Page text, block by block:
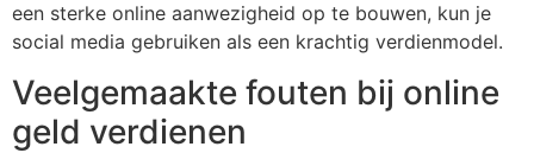
een sterke online aanwezigheid op te bouwen, kun je
social media gebruiken als een krachtig verdienmodel.
Veelgemaakte fouten bij online
geld verdienen